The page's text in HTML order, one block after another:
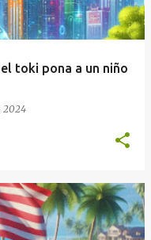
toki pona a un niño
2024